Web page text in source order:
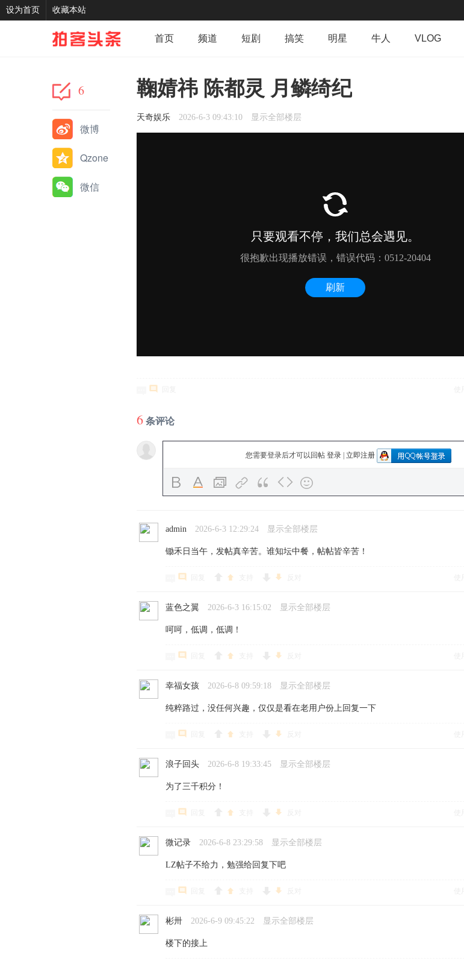
设为首页 收藏本站
首页 频道 短剧 搞笑 明星 牛人 VLOG
6
微博
Qzone
微信
鞠婧祎 陈都灵 月鳞绮纪
天奇娱乐 2026-6-3 09:43:10 显示全部楼层
6 条评论
您需要登录后才可以回帖 登录| 立即注册
admin 2026-6-3 12:29:24 显示全部楼层
锄禾日当午，发帖真辛苦。谁知坛中餐，帖帖皆辛苦！
蓝色之翼 2026-6-3 16:15:02 显示全部楼层
呵呵，低调，低调！
幸福女孩 2026-6-8 09:59:18 显示全部楼层
纯粹路过，没任何兴趣，仅仅是看在老用户份上回复一下
浪子回头 2026-6-8 19:33:45 显示全部楼层
为了三千积分！
微记录 2026-6-8 23:29:58 显示全部楼层
LZ帖子不给力，勉强给回复下吧
彬卅 2026-6-9 09:45:22 显示全部楼层
楼下的接上